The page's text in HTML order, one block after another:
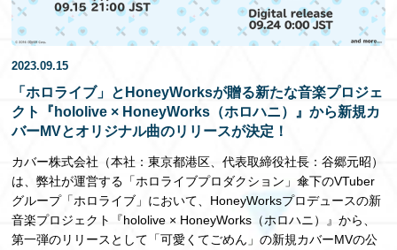
GOODS
SPECIAL
EN
2023.09.15
「ホロライブ」とHoneyWorksが贈る新たな音楽プロジェ
クト『hololive × HoneyWorks（ホロハニ）』から新規カ
バーMVとオリジナル曲のリリースが決定！
カバー株式会社（本社：東京都港区、代表取締役社⻑：⾕郷元昭）
は、弊社が運営する「ホロライブプロダクション」傘下のVTuber
グループ「ホロライブ」において、HoneyWorksプロデュースの新
⾳楽プロジェクト『hololive × HoneyWorks（ホロハニ）』から、
第一弾のリリースとして「可愛くてごめん」の新規カバーMVの公